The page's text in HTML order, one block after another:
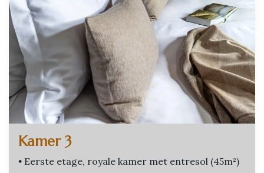
Kamer 3
• Eerste etage, royale kamer met entresol (45m²)